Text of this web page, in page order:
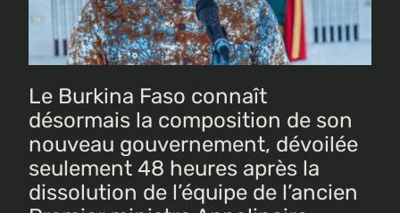
Le Burkina Faso connaît
désormais la composition de son
nouveau gouvernement, dévoilée
seulement 48 heures après la
dissolution de l’équipe de l’ancien